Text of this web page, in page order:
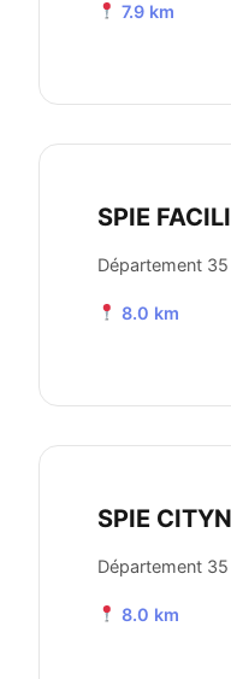
7.9 km
SPIE
Département 35
8.0 km
SPIE
Département 35
8.0 km